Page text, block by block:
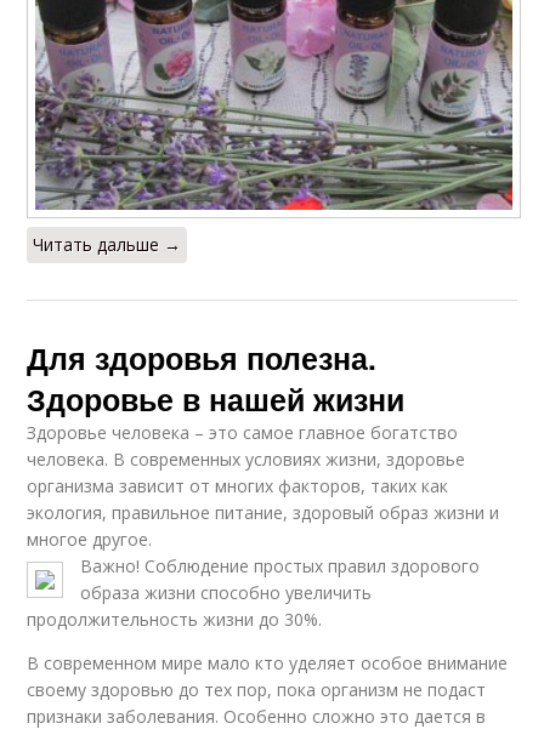
Читать дальше →
Для здоровья полезна.
Здоровье в нашей жизни
Здоровье человека – это самое главное богатство
человека. В современных условиях жизни, здоровье
организма зависит от многих факторов, таких как
экология, правильное питание, здоровый образ жизни и
многое другое.
Важно! Соблюдение простых правил здорового
образа жизни способно увеличить
продолжительность жизни до 30%.
В современном мире мало кто уделяет особое внимание
своему здоровью до тех пор, пока организм не подаст
признаки заболевания. Особенно сложно это дается в